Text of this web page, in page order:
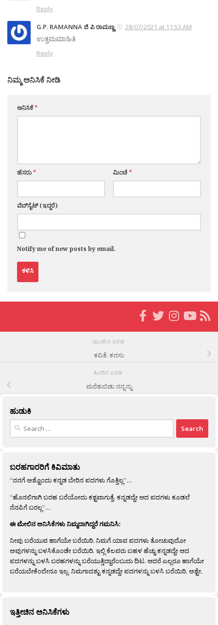
Reply
G.P. RAMANNA ಜಿ ಪಿ ರಾಮಣ್ಣ 28/07/2021 at 11:53 AM
ಉತ್ತಮ‌ಮಾಹಿತಿ
Reply
ನಿಮ್ಮ ಅನಿಸಿಕೆ ನೀಡಿ
ಅನಿಸಿಕೆ*
ಹೆಸರು* ಮಿಂಚೆ*
ವೆಬ್‌ಸೈಟ್ (ಇದ್ದರೆ)
Notify me of new posts by email.
ಮುಂದಿನ ಬರಹ
ಕವಿತೆ: ಕನಸು
ಹಿಂದಿನ ಬರಹ
ಮರೆತುಬಿಡು ನನ್ನನ್ನು
ಹುಡುಕಿ
Search
ಬರಹಗಾರರಿಗೆ ಕಿವಿಮಾತು
“ನನಗೆ ಅಶ್ಟೊಂದು ಕನ್ನಡ ಬೇರಿನ ಪದಗಳು ಗೊತ್ತಿಲ್ಲ”…
“ಹೊನಲಿಗಾಗಿ ಬರಹ ಬರೆಯೋದು ಕಶ್ಟವಾಗುತ್ತೆ. ಕನ್ನಡದ್ದೇ ಆದ ಪದಗಳು ಕೂಡಲೆ
ನೆನಪಿಗೆ ಬರಲ್ಲ”…
ಈ ಮೇಲಿನ ಅನಿಸಿಕೆಗಳು ನಿಮ್ಮದಾಗಿದ್ದರೆ ಗಮನಿಸಿ:
ನೀವು ಬರೆಯುವ ಹಾಗೆಯೇ ಬರೆಯಿರಿ. ನಿಮಗೆ ಯಾವ ಪದಗಳು ತೋಚುವುದೋ
ಅವುಗಳನ್ನು ಬಳಸಿಕೊಂಡೇ ಬರೆಯಿರಿ. ಇಲ್ಲಿ ಕೆಲವರು ಬಹಳ ಹೆಚ್ಚು ಕನ್ನಡದ್ದೇ ಆದ
ಪದಗಳನ್ನು ಬಳಸಿ ಬರಹಗಳನ್ನು ಬರೆಯುತ್ತಿದ್ದಾರೆಂಬುದು ದಿಟ. ಆದರೆ ಎಲ್ಲರೂ ಹಾಗೆಯೇ
ಬರೆಯಬೇಕೆಂದೇನೂ ಇಲ್ಲ. ನಿಮಗಾದಶ್ಟು ಕನ್ನಡದ್ದೇ ಪದಗಳನ್ನು ಬಳಸಿ ಬರೆಯಿರಿ, ಅಶ್ಟೇ.
ಇತ್ತೀಚಿನ ಅನಿಸಿಕೆಗಳು